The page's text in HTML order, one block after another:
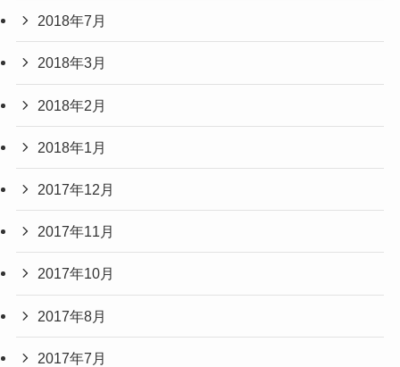
2018年7月
2018年3月
2018年2月
2018年1月
2017年12月
2017年11月
2017年10月
2017年8月
2017年7月